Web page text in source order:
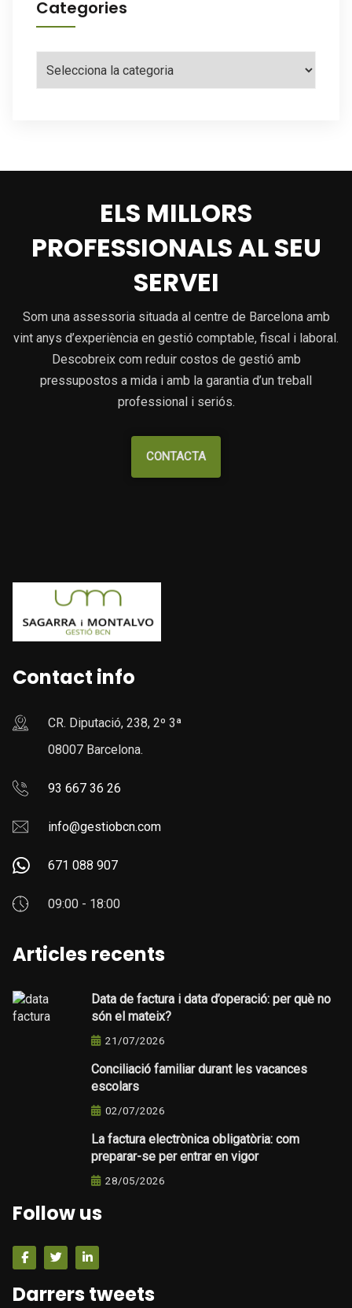
Categories
ELS MILLORS
PROFESSIONALS AL SEU
SERVEI
Som una assessoria situada al centre de Barcelona amb
vint anys d’experiència en gestió comptable, fiscal i laboral.
Descobreix com reduir costos de gestió amb
pressupostos a mida i amb la garantia d’un treball
professional i seriós.
CONTACTA
Contact info
CR. Diputació, 238, 2º 3ª
08007 Barcelona.
93 667 36 26
info@gestiobcn.com
671 088 907
09:00 - 18:00
Articles recents
Data de factura i data d’operació: per què no
són el mateix?
21/07/2026
Conciliació familiar durant les vacances
escolars
02/07/2026
La factura electrònica obligatòria: com
preparar-se per entrar en vigor
28/05/2026
Follow us
Darrers tweets